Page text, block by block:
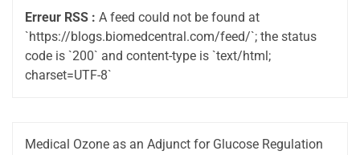
Erreur RSS : A feed could not be found at
`https://blogs.biomedcentral.com/feed/`; the status
code is `200` and content-type is `text/html;
charset=UTF-8`
Medical Ozone as an Adjunct for Glucose Regulation